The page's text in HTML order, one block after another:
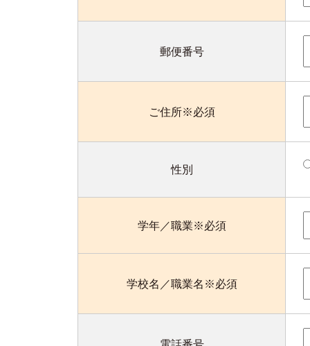
郵便番号
ご住所※必須
性別
学年／職業※必須
学校名／職業名※必須